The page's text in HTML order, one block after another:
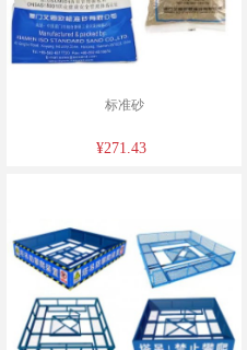
标准砂
¥271.43